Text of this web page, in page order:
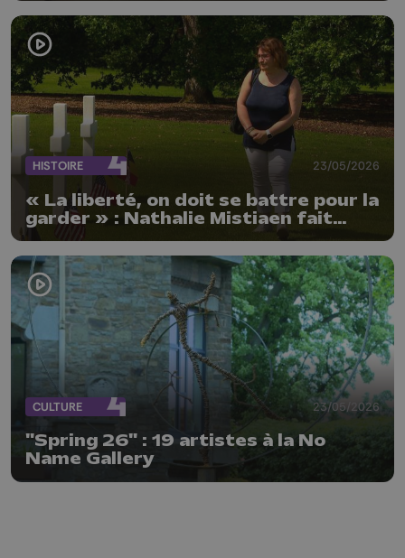
HISTOIRE 23/05/2026
« La liberté, on doit se battre pour la
garder » : Nathalie Mistiaen fait
vivre la mémoire de soldats
américains
CULTURE 23/05/2026
"Spring 26" : 19 artistes à la No
Name Gallery